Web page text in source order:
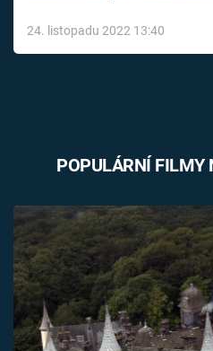
24. listopadu 2022 13:40
POPULÁRNÍ FILMY